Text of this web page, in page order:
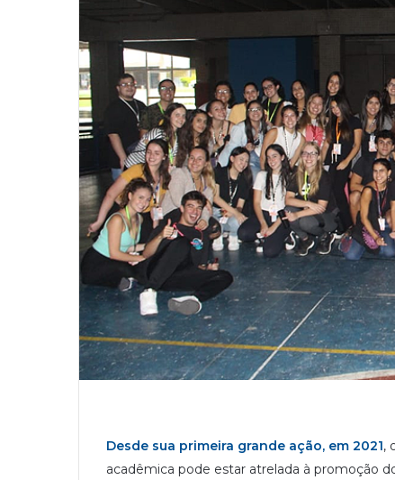
Desde sua primeira grande ação, em 2021,
acadêmica pode estar atrelada à promoção